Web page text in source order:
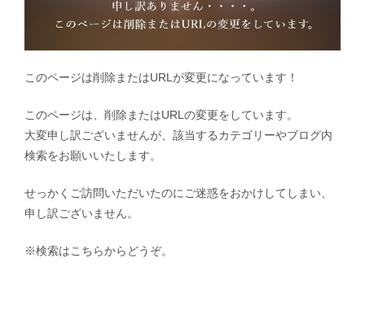
このページは削除またはURLが変更になっています！
このページは、削除またはURLの変更をしています。
大変申し訳ございませんが、該当するカテゴリーやブログ内
検索をお願いいたします。
せっかくご訪問いただいたのにご迷惑をおかけしてしまい、
申し訳ございません。
※検索はこちらからどうぞ。